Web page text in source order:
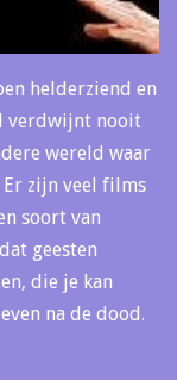
helderziend en
verdwijnt nooit
wereld waar
zijn veel films
soort van
geesten
die je kan
na de dood.